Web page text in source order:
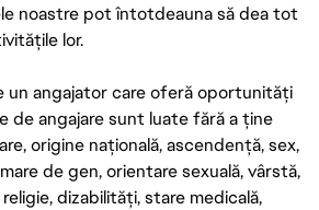
noastre pot întotdeauna să dea tot
lor.
un angajator care oferă oportunități
de angajare sunt luate fără a ține
origine națională, ascendență, sex,
de gen, orientare sexuală, vârstă,
dizabilități, stare medicală,